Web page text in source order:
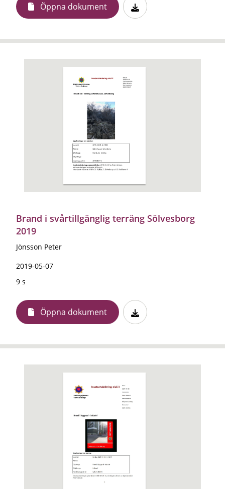
Öppna dokument
Brand i svårtillgänglig terräng Sölvesborg
2019
Jönsson Peter
2019-05-07
9 s
Öppna dokument